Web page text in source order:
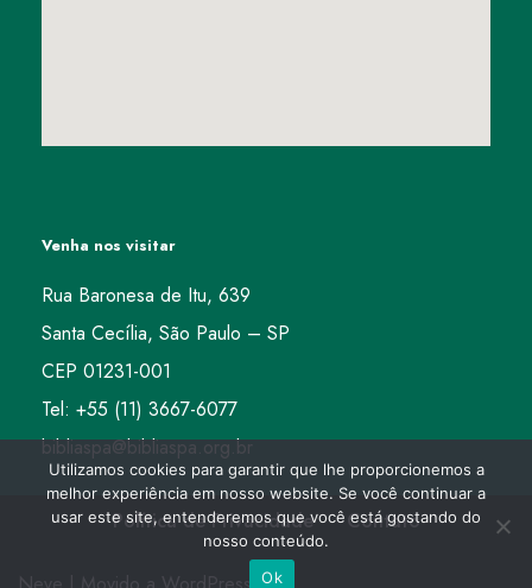
Venha nos visitar
Rua Baronesa de Itu, 639
Santa Cecília, São Paulo – SP
CEP 01231-001
Tel: +55 (11) 3667-6077
bibliaspa@bibliaspa.org.br
Política de Privacidade Contato
Utilizamos cookies para garantir que lhe proporcionemos a
melhor experiência em nosso website. Se você continuar a
usar este site, entenderemos que você está gostando do
nosso conteúdo.
Ok